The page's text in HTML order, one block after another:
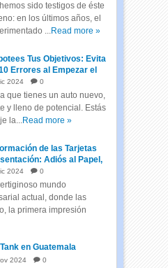
sido testigos de éste
en los últimos años, el
...Read more »
Tus Objetivos: Evita
Errores al Empezar el
2024 0
que tienes un auto nuevo,
y lleno de potencial. Estás
la...Read more »
de las Tarjetas
Adiós al Papel,
Tarjetas Inteligentes
2024 0
mundo
actual, donde las
la primera impresión
en Guatemala
2024 0